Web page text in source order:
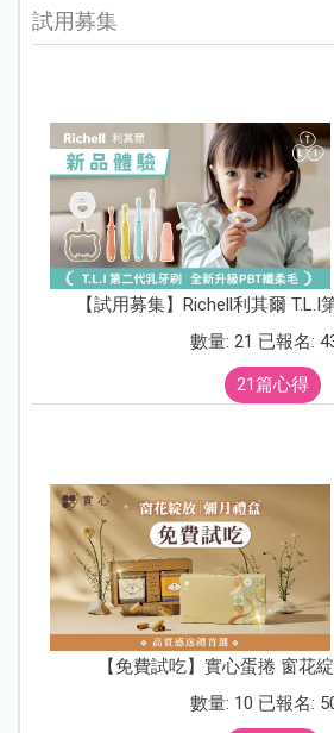
試用募集
【試用募集】Richell利其爾 T.L.I
數量: 21 已報名:
21篇心得
【免費試吃】實心蛋捲 窗花
數量: 10 已報名: